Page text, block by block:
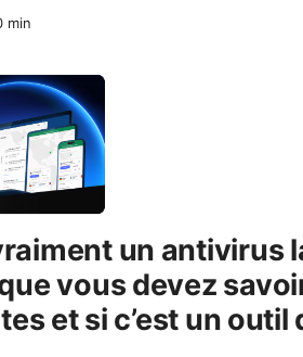
min
un antivirus
vous devez
et si c’est un outil